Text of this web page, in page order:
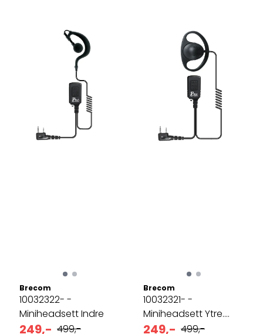
Brecom
10032322- -
Miniheadsett Indre
249,- 499,-
Brecom
10032321- -
Miniheadsett Ytre.
Icom m.fler
249,- 499,-